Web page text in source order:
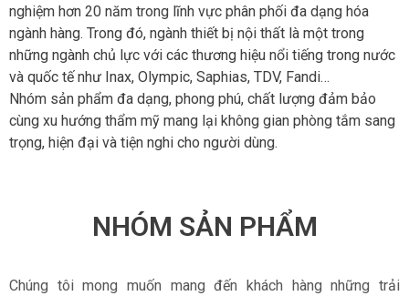
nghiệm hơn 20 năm trong lĩnh vực phân phối đa dạng hóa
ngành hàng. Trong đó, ngành thiết bị nội thất là một trong
những ngành chủ lực với các thương hiệu nổi tiếng trong nước
và quốc tế như Inax, Olympic, Saphias, TDV, Fandi…
Nhóm sản phẩm đa dạng, phong phú, chất lượng đảm bảo
cùng xu hướng thẩm mỹ mang lại không gian phòng tắm sang
trọng, hiện đại và tiện nghi cho người dùng.
NHÓM SẢN PHẨM
Chúng tôi mong muốn mang đến khách hàng những trải